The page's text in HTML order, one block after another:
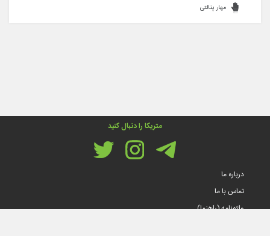
مهار پنالتی
متریکا را دنبال کنید
درباره ما
تماس با ما
واژه‌نامه (راهنما)